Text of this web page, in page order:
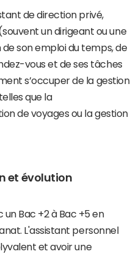
de direction privé,
un dirigeant ou une
son emploi du temps, de
vous et de ses tâches
s’occuper de la gestion
que la
de voyages ou la gestion
et évolution
Bac +2 à Bac +5 en
L'assistant personnel
et avoir une